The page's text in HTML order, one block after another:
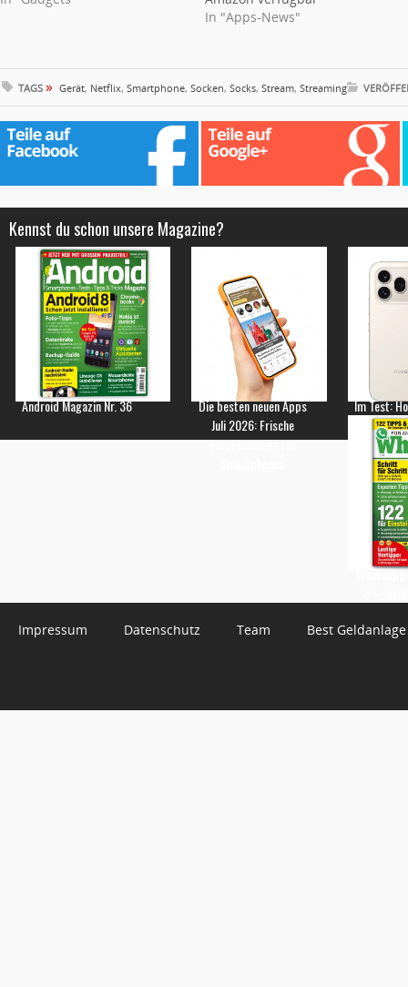
In "Apps-News"
TAGS » Gerät, Netflix, Smartphone, Socken, Socks, Stream, Streaming
Kennst du schon unsere Magazine?
Android Magazin Nr. 36
Die besten neuen Apps
Juli 2026: Frische
Empfehlungen für
Im Test:
Impressum Datenschutz Team Best Geldanlage